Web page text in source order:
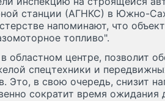
станции (АГНКС) в Южно-
напоминают, что
топливо".
областном центре, позволит
спецтехники и
Это, в свою очередь, снизит
сократит время ожидания